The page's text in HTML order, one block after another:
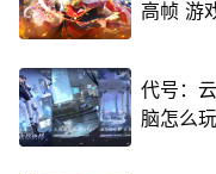
高帧 游
代号：
脑怎么